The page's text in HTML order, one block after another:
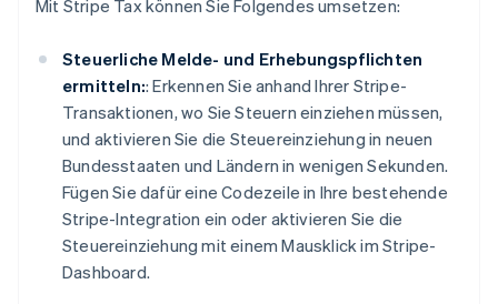
Mit Stripe Tax können Sie Folgendes umsetzen:
Steuerliche Melde- und Erhebungspflichten
ermitteln:: Erkennen Sie anhand Ihrer Stripe-
Transaktionen, wo Sie Steuern einziehen müssen,
und aktivieren Sie die Steuereinziehung in neuen
Bundesstaaten und Ländern in wenigen Sekunden.
Fügen Sie dafür eine Codezeile in Ihre bestehende
Stripe-Integration ein oder aktivieren Sie die
Steuereinziehung mit einem Mausklick im Stripe-
Dashboard.